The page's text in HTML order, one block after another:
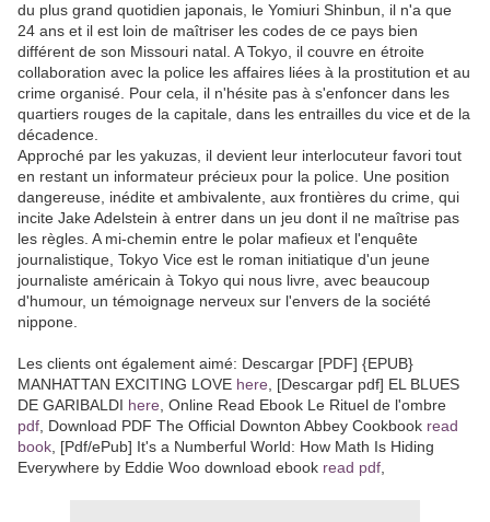
du plus grand quotidien japonais, le Yomiuri Shinbun, il n'a que
24 ans et il est loin de maîtriser les codes de ce pays bien
différent de son Missouri natal. A Tokyo, il couvre en étroite
collaboration avec la police les affaires liées à la prostitution et au
crime organisé. Pour cela, il n'hésite pas à s'enfoncer dans les
quartiers rouges de la capitale, dans les entrailles du vice et de la
décadence.
Approché par les yakuzas, il devient leur interlocuteur favori tout
en restant un informateur précieux pour la police. Une position
dangereuse, inédite et ambivalente, aux frontières du crime, qui
incite Jake Adelstein à entrer dans un jeu dont il ne maîtrise pas
les règles. A mi-chemin entre le polar mafieux et l'enquête
journalistique, Tokyo Vice est le roman initiatique d'un jeune
journaliste américain à Tokyo qui nous livre, avec beaucoup
d'humour, un témoignage nerveux sur l'envers de la société
nippone.
Les clients ont également aimé: Descargar [PDF] {EPUB}
MANHATTAN EXCITING LOVE here , [Descargar pdf] EL BLUES
DE GARIBALDI here , Online Read Ebook Le Rituel de l'ombre
pdf , Download PDF The Official Downton Abbey Cookbook read
book , [Pdf/ePub] It's a Numberful World: How Math Is Hiding
Everywhere by Eddie Woo download ebook read pdf